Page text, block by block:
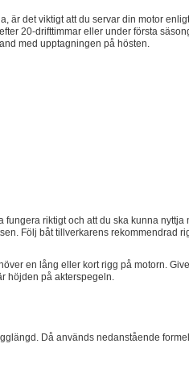
är det viktigt att du servar din motor
20-drifttimmar eller under första
med upptagningen på hösten.
riktigt och att du ska kunna nyttja
Följ båt tillverkarens rekommendrad
en lång eller kort rigg på motorn.
höjden på akterspegeln.
Då används nedanstående